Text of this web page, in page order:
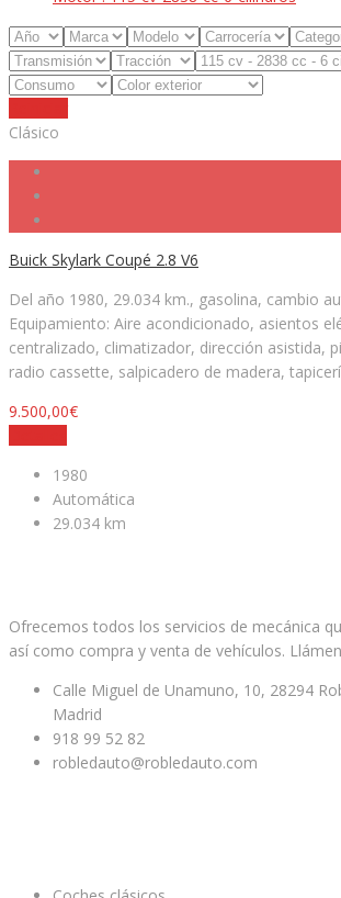
Clásico
Buick Skylark Coupé 2.8 V6
Del año 1980, 29.034 km., gasolina, cambio
Equipamiento: Aire acondicionado, asientos
centralizado, climatizador, dirección asistida,
radio cassette, salpicadero de madera,
9.500,00€
1980
Automática
29.034 km
Ofrecemos todos los servicios de mecánica
así como compra y venta de vehículos.
Calle Miguel de Unamuno, 10, 28294
Madrid
918 99 52 82
robledauto@robledauto.com